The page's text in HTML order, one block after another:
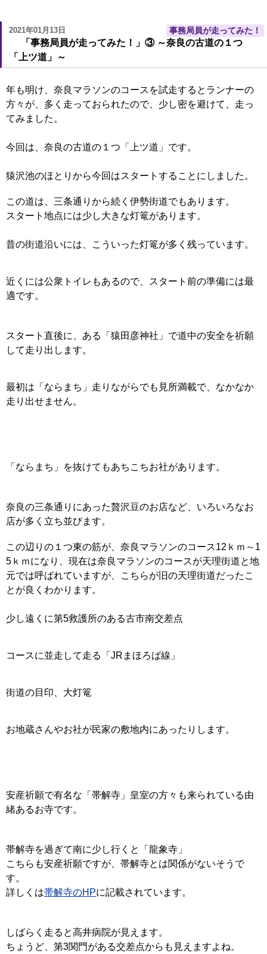
2021年01月13日 事務局員が走ってみた！
「事務局員が走ってみた！」③ ～奈良の古道の１つ
「上ツ道」～
年も明け、奈良マラソンのコースを試走するとランナーの
方々が、多く走っておられたので、少し密を避けて、走っ
てみました。
今回は、奈良の古道の１つ「上ツ道」です。
猿沢池のほとりから今回はスタートすることにしました。
この道は、三条通りから続く伊勢街道でもあります。
スタート地点には少し大きな灯篭があります。
昔の街道沿いには、こういった灯篭が多く残っています。
近くには公衆トイレもあるので、スタート前の準備には最
適です。
スタート直後に、ある「猿田彦神社」で道中の安全を祈願
して走り出します。
最初は「ならまち」走りながらでも見所満載で、なかなか
走り出せません。
「ならまち」を抜けてもあちこちお社があります。
奈良の三条通りにあった贅沢豆のお店など、いろいろなお
店が多く立ち並びます。
この辺りの１つ東の筋が、奈良マラソンのコース12ｋｍ～1
5ｋｍになり、現在は奈良マラソンのコースが天理街道と地
元では呼ばれていますが、こちらが旧の天理街道だったこ
とが良くわかります。
少し遠くに第5救護所のある古市南交差点
コースに並走して走る「JRまほろば線」
街道の目印、大灯篭
お地蔵さんやお社が民家の敷地内にあったりします。
安産祈願で有名な「帯解寺」皇室の方々も来られている由
緒あるお寺です。
帯解寺を過ぎて南に少し行くと「龍象寺」
こちらも安産祈願ですが、帯解寺とは関係がないそうで
す。
詳しくは帯解寺のHPに記載されています。
しばらく走ると高井病院が見えます。
ちょうど、第3関門がある交差点からも見えますよね。